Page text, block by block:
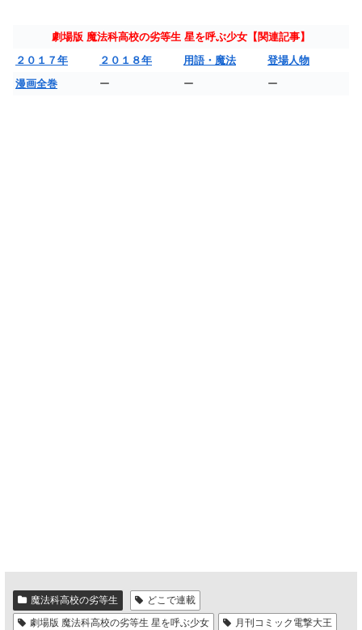
劇場版 魔法科高校の劣等生 星を呼ぶ少女【関連記事】
２０１７年
２０１８年 用語・魔法
登場人物
漫画全巻
ー ー ー
魔法科高校の劣等生
どこで連載
劇場版 魔法科高校の劣等生 星を呼ぶ少女
月刊コミック電撃大王